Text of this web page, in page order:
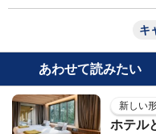
キ
あわせて読みたい
新しい
ホテル